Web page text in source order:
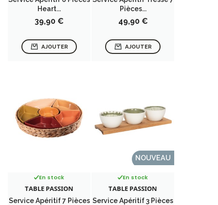
Heart...
Prix
39,90 €
AJOUTER
Pièces...
Prix
49,90 €
AJOUTER
En stock
TABLE PASSION
Service Apéritif 7 Pièces
En stock
TABLE PASSION
Service Apéritif 3 Pièces
NOUVEAU